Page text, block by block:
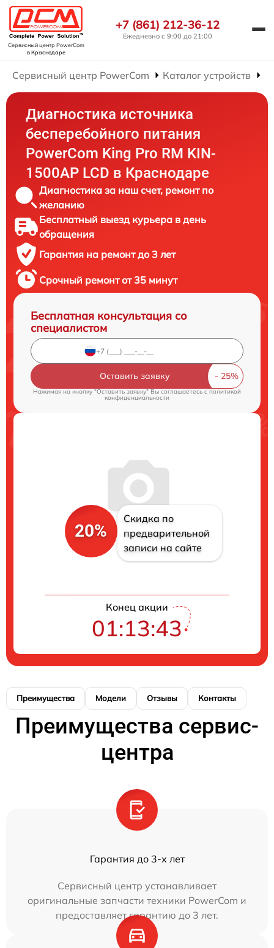
Сервисный центр PowerCom
в Краснодаре
+7 (861) 212-36-12
Ежедневно с 9:00 до 21:00
Сервисный центр PowerCom Каталог устройств
Диагностика источника
бесперебойного питания
PowerCom King Pro RM KIN-
1500AP LCD в Краснодаре
Диагностика за наш счет, ремонт по
желанию
Бесплатный выезд курьера в день
обращения
Гарантия на ремонт до 3 лет
Срочный ремонт от 35 минут
Бесплатная консультация со
специалистом
Оставить заявку
Нажимая на кнопку "Оставить заявку" Вы соглашаетесь cполитикой
конфиденциальности
20%
Скидка по
предварительной
записи на сайте
Конец акции
01:13:43
Преимущества Модели Отзывы Контакты
Преимущества сервис-
центра
Гарантия до 3-х лет
Сервисный центр устанавливает
оригинальные запчасти техники PowerCom и
предоставляет гарантию до 3 лет.